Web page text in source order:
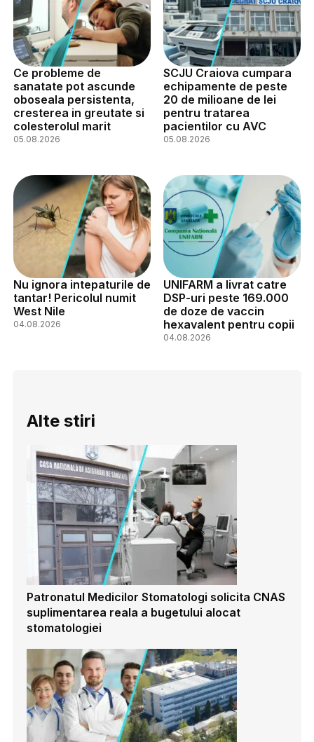
Ce probleme de
sanatate pot ascunde
oboseala persistenta,
cresterea in greutate si
colesterolul marit
05.08.2026
SCJU Craiova cumpara
echipamente de peste
20 de milioane de lei
pentru tratarea
pacientilor cu AVC
05.08.2026
Nu ignora intepaturile de
tantar! Pericolul numit
West Nile
04.08.2026
UNIFARM a livrat catre
DSP-uri peste 169.000
de doze de vaccin
hexavalent pentru copii
04.08.2026
Alte stiri
Patronatul Medicilor Stomatologi solicita CNAS
suplimentarea reala a bugetului alocat
stomatologiei